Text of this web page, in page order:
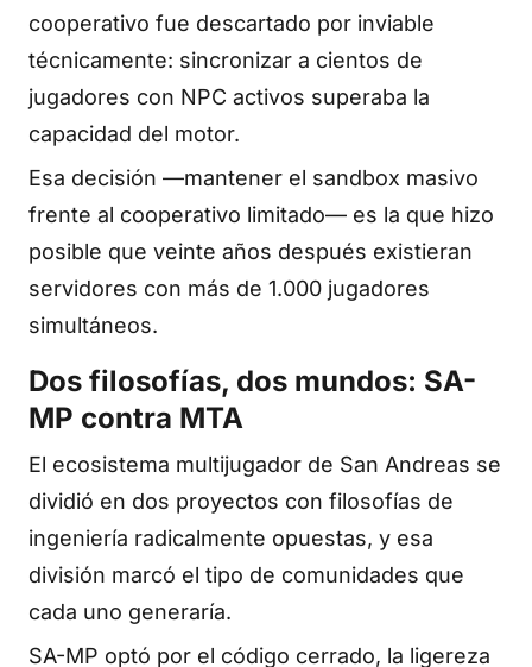
cooperativo fue descartado por inviable
técnicamente: sincronizar a cientos de
jugadores con NPC activos superaba la
capacidad del motor.
Esa decisión —mantener el sandbox masivo
frente al cooperativo limitado— es la que hizo
posible que veinte años después existieran
servidores con más de 1.000 jugadores
simultáneos.
Dos filosofías, dos mundos: SA-
MP contra MTA
El ecosistema multijugador de San Andreas se
dividió en dos proyectos con filosofías de
ingeniería radicalmente opuestas, y esa
división marcó el tipo de comunidades que
cada uno generaría.
SA-MP optó por el código cerrado, la ligereza